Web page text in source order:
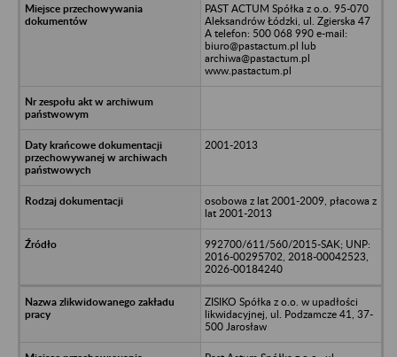
PAST ACTUM Spółka z o.o. 95-070
Aleksandrów Łódzki, ul. Zgierska 47
A telefon: 500 068 990 e-mail:
biuro@pastactum.pl lub
archiwa@pastactum.pl
www.pastactum.pl
2001-2013
osobowa z lat 2001-2009, płacowa z
lat 2001-2013
992700/611/560/2015-SAK; UNP:
2016-00295702, 2018-00042523,
2026-00184240
ZISIKO Spółka z o.o. w upadłości
likwidacyjnej, ul. Podzamcze 41, 37-
500 Jarosław